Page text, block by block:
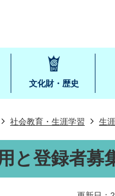
文化財・歴史
社会教育・生涯学習 生
と登録者募